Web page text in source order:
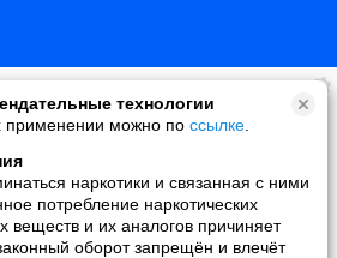
технологии
применении можно по ссылке
наркотики и связанная с ними
потребление наркотических
веществ и их аналогов причиняет
оборот запрещён и влечёт